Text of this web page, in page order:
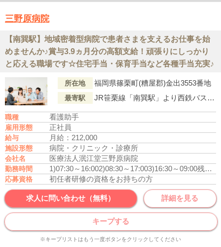
三野原病院
【南巽駅】地域密着型病院で患者さまを支えるお仕事を始
めませんか♪賞与3.9ヵ月分の高額支給！頑張りにしっかり
と応える職場です☆住宅手当・保育手当など各種手当充実♪
所在地 福岡県篠栗町(糟屋郡)金出3553番地
最寄駅 JR笹栗線「南巽駅」より西鉄バス『日の浦口』行「篠栗上町・須賀神社前(バス停)」下車徒歩5分
職種 看護助手
雇用形態 正社員
給与 月給：212,000
施設形態 病院・クリニック・診療所
会社名 医療法人泯江堂三野原病院
勤務時間 1)07:30～16:002)08:30～17:003)16:30～09:00残業月平均5時間
応募資格 初任者研修の資格をお持ちの方
求人に問い合わせ（無料） 詳細を見る
キープする
※キープリストはもう一度ボタンをクリックしてください